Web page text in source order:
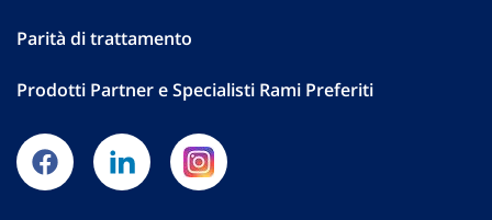
Parità di trattamento
Prodotti Partner e Specialisti Rami Preferiti